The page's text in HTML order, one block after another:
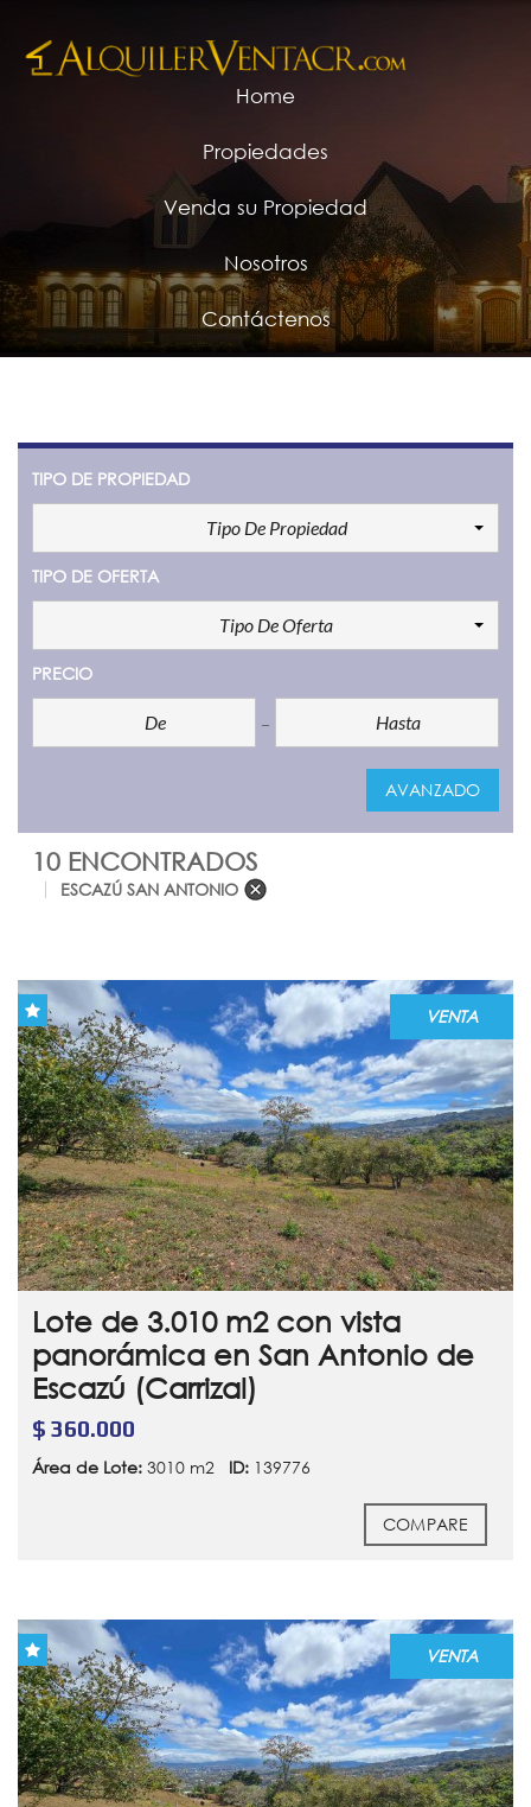
Home
Propiedades
Venda su Propiedad
Nosotros
Contáctenos
TIPO DE PROPIEDAD
Tipo De Propiedad
TIPO DE OFERTA
Tipo De Oferta
PRECIO
AVANZADO
10 ENCONTRADOS
ESCAZÚ SAN ANTONIO
VENTA
Lote de 3.010 m2 con vista
panorámica en San Antonio de
Escazú (Carrizal)
$ 360.000
Área de Lote: 3010 m2 ID: 139776
VENTA
COMPARE